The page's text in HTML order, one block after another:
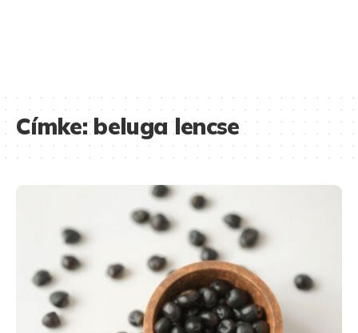
Címke:beluga lencse